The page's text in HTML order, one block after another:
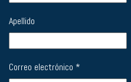
Apellido
Correo electrónico *